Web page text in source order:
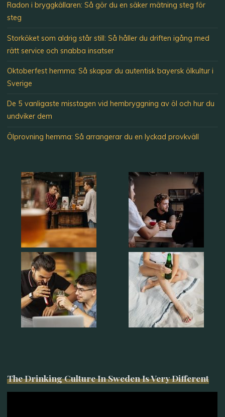
Radon i bryggkällaren: Så gör du en säker mätning steg för
steg
Storköket som aldrig står still: Så håller du driften igång med
rätt service och snabba insatser
Oktoberfest hemma: Så skapar du autentisk bayersk ölkultur i
Sverige
De 5 vanligaste misstagen vid hembryggning av öl och hur du
undviker dem
Ölprovning hemma: Så arrangerar du en lyckad provkväll
The Drinking Culture In Sweden Is Very Different